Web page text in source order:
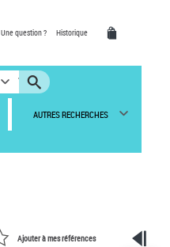
Une question ? Historique
AUTRES RECHERCHES
Ajouter à mes références